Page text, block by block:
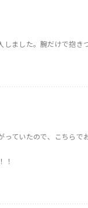
しました。腕だけで抱
っていたので、こちら
！